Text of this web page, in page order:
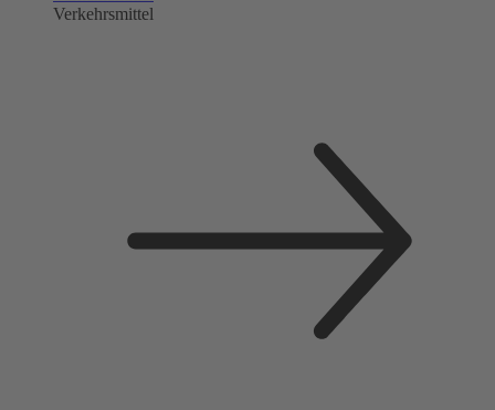
Verkehrsmittel